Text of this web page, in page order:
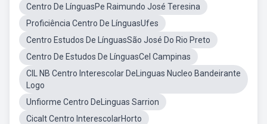
Centro De LínguasPe Raimundo José Teresina
Proficiência Centro De LínguasUfes
Centro Estudos De LínguasSão José Do Rio Preto
Centro De Estudos De LínguasCel Campinas
CIL NB Centro Interescolar DeLinguas Nucleo Bandeirante
Logo
Unfiorme Centro DeLinguas Sarrion
Cicalt Centro InterescolarHorto